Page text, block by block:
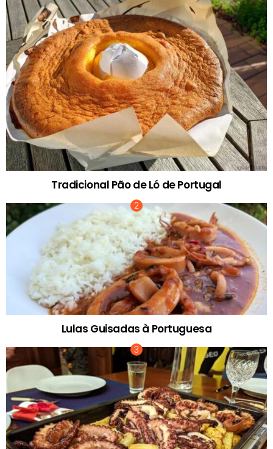
Tradicional Pão de Ló de Portugal
Lulas Guisadas à Portuguesa